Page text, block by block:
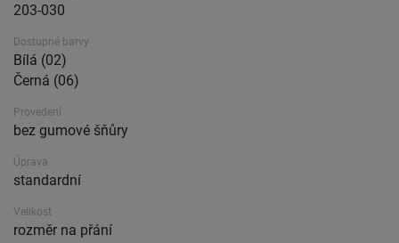
203-030
Dostupné barvy
Bílá (02)
Černá (06)
Provedení
bez gumové šňůry
Úprava
standardní
Velikost
rozměr na přání